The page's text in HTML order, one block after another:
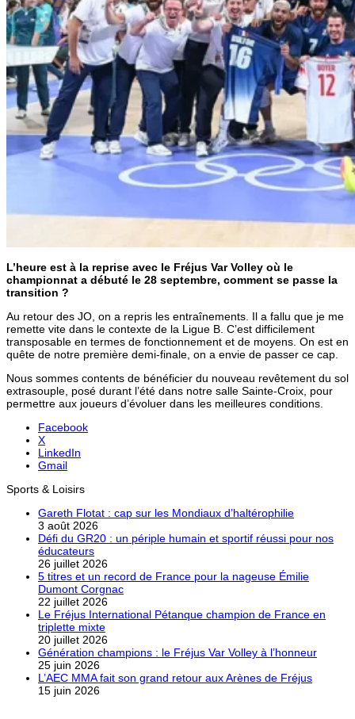
L’heure est à la reprise avec le Fréjus Var Volley où le
championnat a débuté le 28 septembre, comment se passe la
transition ?
Au retour des JO, on a repris les entraînements. Il a fallu que je me
remette vite dans le contexte de la Ligue B. C’est difficilement
transposable en termes de fonctionnement et de moyens. On est en
quête de notre première demi-finale, on a envie de passer ce cap.
Nous sommes contents de bénéficier du nouveau revêtement du sol
extrasouple, posé durant l’été dans notre salle Sainte-Croix, pour
permettre aux joueurs d’évoluer dans les meilleures conditions.
Facebook
X
LinkedIn
Gmail
Sports & Loisirs
Gareth Flotat : cap sur les Mondiaux d’haltérophilie
3 août 2026
Défi du GR20 : un périple humain et sportif réussi pour nos
éducateurs
26 juillet 2026
5 titres et un record de France pour la nageuse Émilie
Dumont Corgnac
22 juillet 2026
Le Fréjus International Pétanque champion de France en
triplette mixte
20 juillet 2026
Génération champions : le Fréjus Var Volley à l’honneur
25 juin 2026
L’AEC MMA fait son grand retour aux Arènes de Fréjus
15 juin 2026